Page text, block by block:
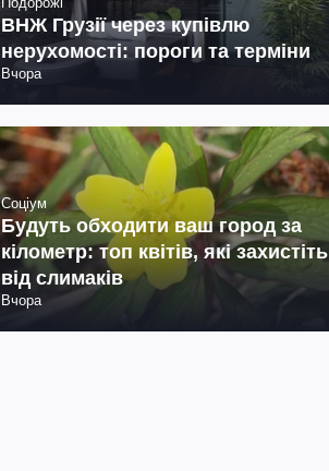
ВНЖ Грузії через купівлю
нерухомості: пороги та терміни
Вчора
Соціум
Будуть обходити ваш город за
кілометр: топ квітів, які захистіть
від слимаків
Вчора